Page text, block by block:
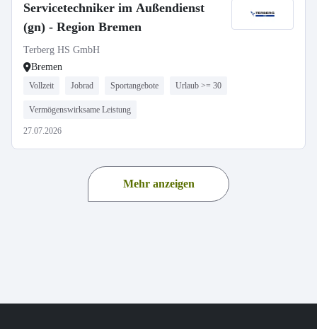
Servicetechniker im Außendienst
(gn) - Region Bremen
Terberg HS GmbH
Bremen
Vollzeit Jobrad Sportangebote Urlaub >= 30
Vermögenswirksame Leistung
27.07.2026
Mehr anzeigen